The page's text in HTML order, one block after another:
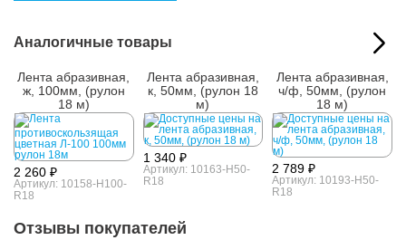
Вес:
0.15 кг
упаковке:
Аналогичные товары
Лента абразивная,
ж, 100мм, (рулон
18 м)
2 260 ₽
Артикул: 10158-H100-
R18
Лента абразивная,
к, 50мм, (рулон 18
м)
1 340 ₽
Артикул: 10163-H50-
R18
Лента абразивная,
ч/ф, 50мм, (рулон
18 м)
2 789 ₽
Артикул: 10193-H50-
R18
Отзывы покупателей